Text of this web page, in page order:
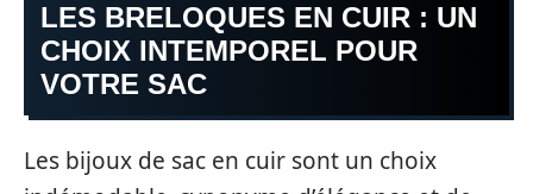
LES BRELOQUES EN CUIR : UN
CHOIX INTEMPOREL POUR
VOTRE SAC
Les bijoux de sac en cuir sont un choix